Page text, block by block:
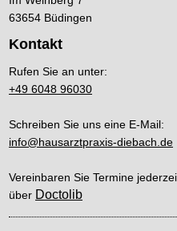
63654 Büdingen
Kontakt
Rufen Sie an unter:
+49 6048 96030
Schreiben Sie uns eine E-Mail:
info@hausarztpraxis-diebach.de
Vereinbaren Sie Termine
über Doctolib